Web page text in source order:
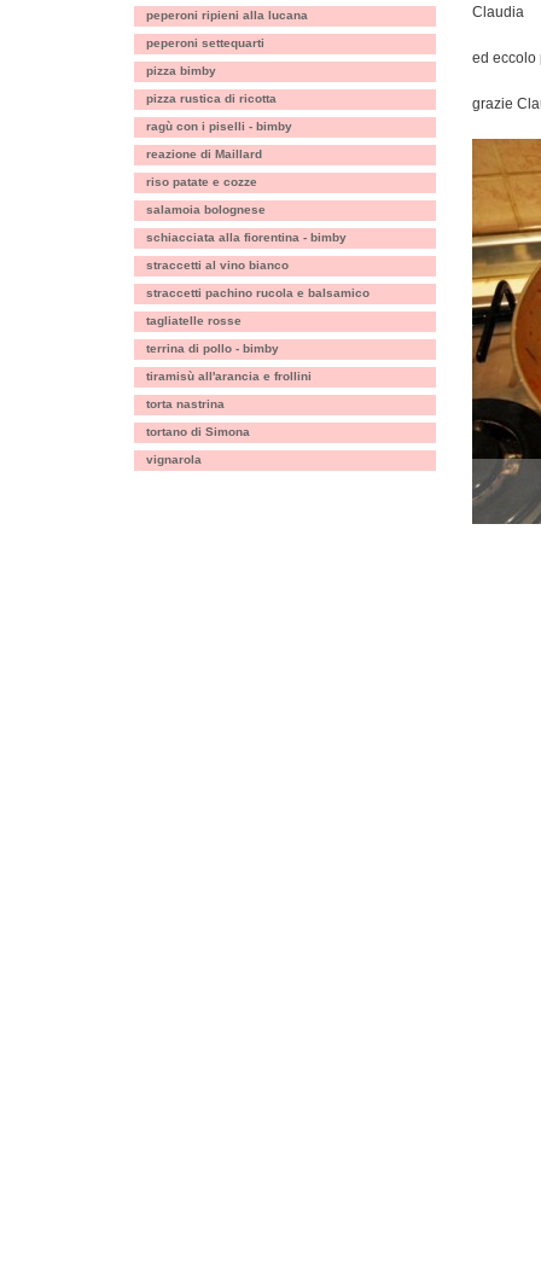
peperoni ripieni alla lucana
peperoni settequarti
pizza bimby
pizza rustica di ricotta
ragù con i piselli - bimby
reazione di Maillard
riso patate e cozze
salamoia bolognese
schiacciata alla fiorentina - bimby
straccetti al vino bianco
straccetti pachino rucola e balsamico
tagliatelle rosse
terrina di pollo - bimby
tiramisù all'arancia e frollini
torta nastrina
tortano di Simona
vignarola
ed eccolo
grazie